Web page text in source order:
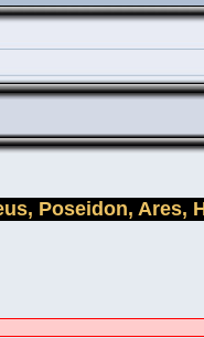
Poseidon, Ares,